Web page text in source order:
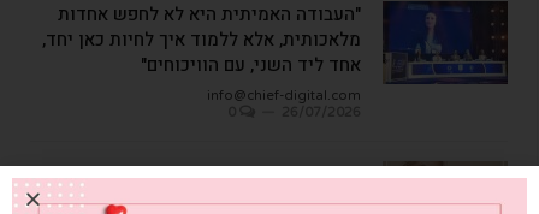
"העבודה האמיתית היא לא לחפש אחדות
מלאכותית, אלא ללמוד איך לחיות כאן יחד,
אחד ליד השני, עם הוויכוחים"
info@chief-digital.com
עץ ופרי
info@chief-digital.com